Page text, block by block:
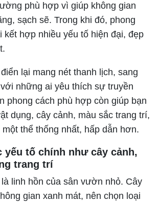
phù hợp vì giúp không gian
sạch sẽ. Trong khi đó, phong
kết hợp nhiều yếu tố hiện đại, đẹp
lại mang nét thanh lịch, sang
những ai yêu thích sự truyền
phong cách phù hợp còn giúp bạn
dụng, cây cảnh, màu sắc trang trí,
thể thống nhất, hấp dẫn hơn.
yếu tố chính như cây cảnh,
trang trí
linh hồn của sân vườn nhỏ. Cây
gian xanh mát, nên chọn loại